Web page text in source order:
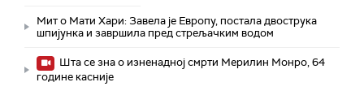
Мит о Мати Хари: Завела је Европу, постала двострука
шпијунка и завршила пред стрељачким водом
Шта се зна о изненадној смрти Мерилин Монро, 64
године касније